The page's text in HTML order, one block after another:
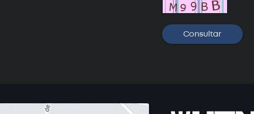
de Datos
Próximamente